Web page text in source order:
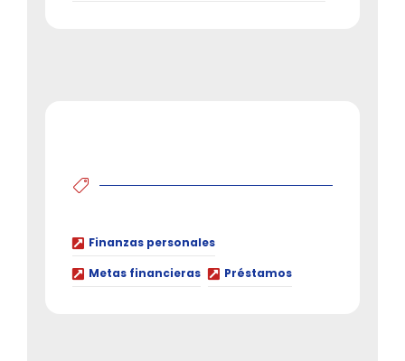
Finanzas personales
Metas financieras
Préstamos